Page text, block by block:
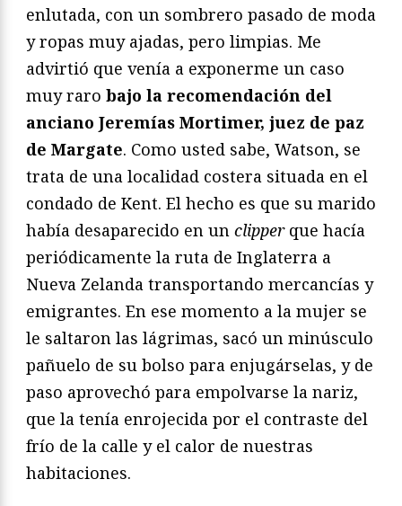
enlutada, con un sombrero pasado de moda
y ropas muy ajadas, pero limpias. Me
advirtió que venía a exponerme un caso
muy raro bajo la recomendación del
anciano Jeremías Mortimer, juez de paz
de Margate. Como usted sabe, Watson, se
trata de una localidad costera situada en el
condado de Kent. El hecho es que su marido
había desaparecido en un clipperque hacía
periódicamente la ruta de Inglaterra a
Nueva Zelanda transportando mercancías y
emigrantes. En ese momento a la mujer se
le saltaron las lágrimas, sacó un minúsculo
pañuelo de su bolso para enjugárselas, y de
paso aprovechó para empolvarse la nariz,
que la tenía enrojecida por el contraste del
frío de la calle y el calor de nuestras
habitaciones.